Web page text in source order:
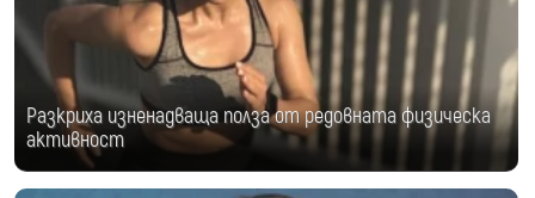
Разкриха изненадваща полза от редовната физическа
активност